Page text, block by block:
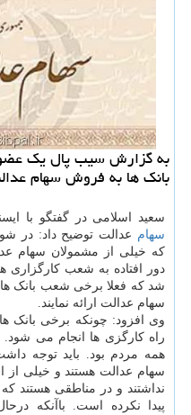
به گزارش سیب پال یك
بانك ها به فروش سهام
سعید اسلامی در گفتگو با
سهام عدالت توضیح داد: در
که خیلی از مشمولان سهام
دور افتاده به شعب کارگزاری
شد که فعلا برخی شعب بانک ها
سهام عدالت ارائه نمایند.
وی افزود: چونکه برخی بانک ها
راه کارگزی ها انجام می
سهام عدالت هستند و خیلی از
نداشتند و در مناطقی هستند
پیدا نکرده است. باآنکه